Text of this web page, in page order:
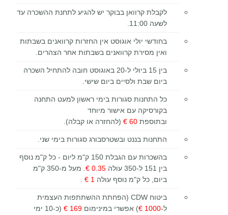
לקבלת קרוואן בבוקר יש להגיע לתחנת ההשכרה עד
לשעה 11:00.
בחודשי יולי אוגוסט אין החזרות קרוואנים בשבתות
ואין מסירת קרוואנים בשבתות אחר הצהרים.
בין 15 ביולי ל-20 באוגוסט חובה להתחיל השכרה
ביום שבת ולסיים ביום שישי.
כל התחנות סגורות בימי ראשון למעט התחנה
בקורסיקה עם אישור מיוחד
ובתוספת 60 € (להחזרה או קבלה).
התחנות בננט ובשטרסבורג סגורות בימי שני.
בהשכרות עם הגבלת 150 ק"מ ליום - כל ק"מ נוסף
בין 151 ל-350 עולה
0.35 €
. מעל מ-350 ק"מ
ביום, כל ק"מ נוסף עולה 1 €
ביטוח CDW (הפחתת ההשתתפות העצמית
ל-1000 € ) אפשרי במינימום 169 €
(כ-10 ימי